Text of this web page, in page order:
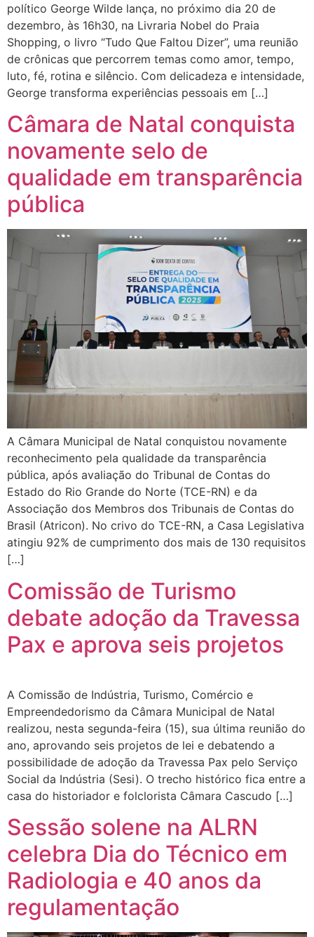
político George Wilde lança, no próximo dia 20 de
dezembro, às 16h30, na Livraria Nobel do Praia
Shopping, o livro “Tudo Que Faltou Dizer”, uma reunião
de crônicas que percorrem temas como amor, tempo,
luto, fé, rotina e silêncio. Com delicadeza e intensidade,
George transforma experiências pessoais em […]
Câmara de Natal conquista
novamente selo de
qualidade em transparência
pública
A Câmara Municipal de Natal conquistou novamente
reconhecimento pela qualidade da transparência
pública, após avaliação do Tribunal de Contas do
Estado do Rio Grande do Norte (TCE-RN) e da
Associação dos Membros dos Tribunais de Contas do
Brasil (Atricon). No crivo do TCE-RN, a Casa Legislativa
atingiu 92% de cumprimento dos mais de 130 requisitos
[…]
Comissão de Turismo
debate adoção da Travessa
Pax e aprova seis projetos
A Comissão de Indústria, Turismo, Comércio e
Empreendedorismo da Câmara Municipal de Natal
realizou, nesta segunda-feira (15), sua última reunião do
ano, aprovando seis projetos de lei e debatendo a
possibilidade de adoção da Travessa Pax pelo Serviço
Social da Indústria (Sesi). O trecho histórico fica entre a
casa do historiador e folclorista Câmara Cascudo […]
Sessão solene na ALRN
celebra Dia do Técnico em
Radiologia e 40 anos da
regulamentação